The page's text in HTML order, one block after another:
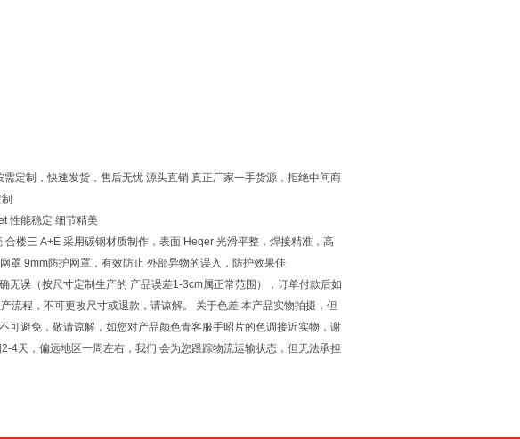
定制，快速发货，售后无忧 源头直销 真正厂家一手货源，拒绝中间商
性能稳定 细节精美
楼三 A+E 采用碳钢材质制作，表面 Heqer 光滑平整，焊接精准，高
罩 9mm防护网罩，有效防止 外部异物的误入，防护效果佳
无误（按尺寸定制生产的 产品误差1-3cm属正常范围），订单付款后如
流程，不可更改尺寸或退款，请谅解。 关于色差 本产品实物拍摄，但
可避免，敬请谅解，如您对产品颜色青客服手昭片的色调接近实物，谢
4天，偏远地区一周左右，我们 会为您跟踪物流运输状态，但无法承担